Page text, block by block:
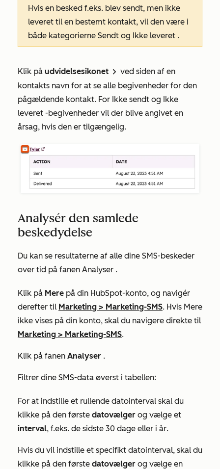
Hvis en besked f.eks. blev sendt, men ikke
leveret til en bestemt kontakt, vil den være i
både kategorierne Sendt og Ikke leveret .
Klik på udvidelsesikonet right ved siden af en
kontakts navn for at se alle begivenheder for den
pågældende kontakt. For Ikke sendt og Ikke
leveret -begivenheder vil der blive angivet en
årsag, hvis den er tilgængelig.
Analysér den samlede
beskedydelse
Du kan se resultaterne af alle dine SMS-beskeder
over tid på fanen Analyser .
Klik på Mere på din HubSpot-konto, og navigér
derefter til Marketing > Marketing-SMS. Hvis Mere
ikke vises på din konto, skal du navigere direkte til
Marketing > Marketing-SMS.
Klik på fanen Analyser .
Filtrer dine SMS-data øverst i tabellen:
For at indstille et rullende datointerval skal du
klikke på den første datovælger og vælge et
interval, f.eks. de sidste 30 dage eller i år.
Hvis du vil indstille et specifikt datointerval, skal du
klikke på den første datovælger og vælge en